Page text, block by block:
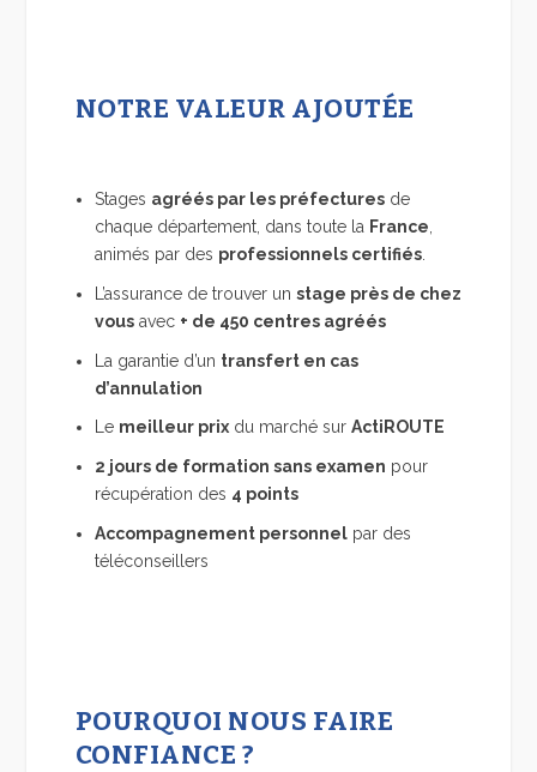
NOTRE VALEUR AJOUTÉE
Stages agréés par les préfecturesde
chaque département, dans toute la France
animés par des professionnels certifiés.
L’assurance de trouver un stage près de chez
vousavec + de 450 centres agréés
La garantie d’un transfert en cas
d’annulation
Le meilleur prixdu marché sur ActiROUTE
2 jours de formation sans examen pour
récupération des 4 points
Accompagnement personnelpar des
téléconseillers
POURQUOI NOUS FAIRE
CONFIANCE ?